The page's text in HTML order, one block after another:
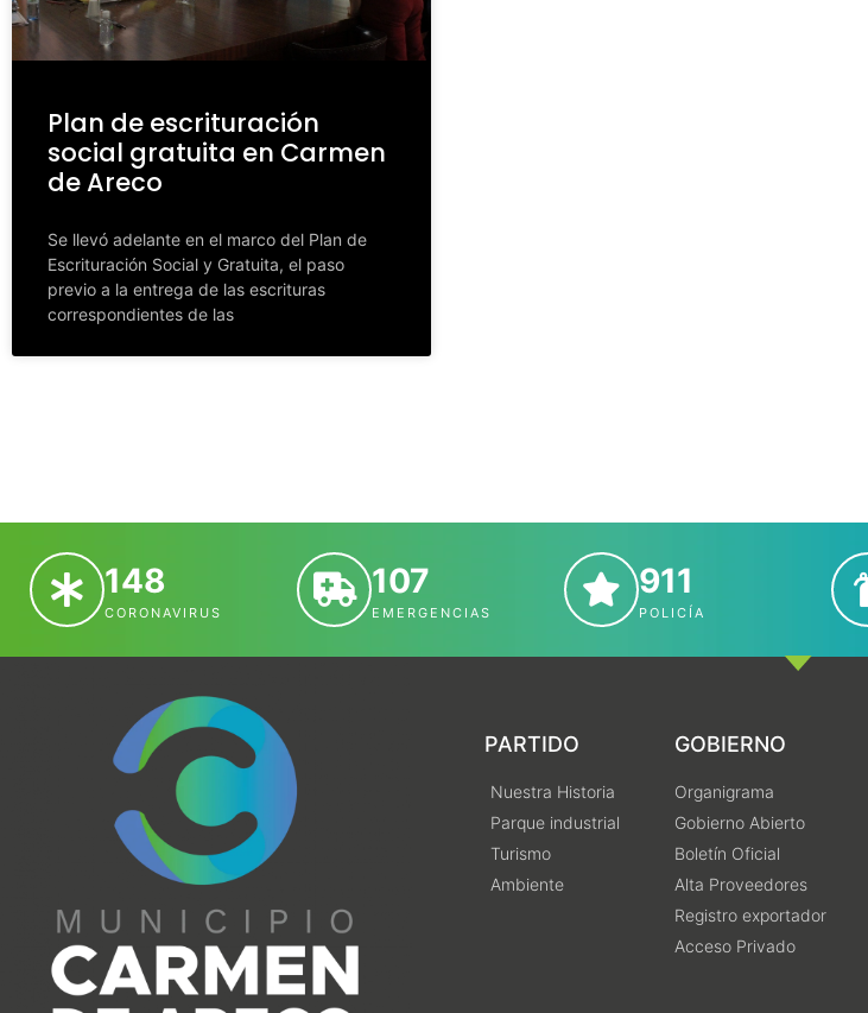
Plan de escrituración
social gratuita en Carmen
de Areco
Se llevó adelante en el marco del Plan de
Escrituración Social y Gratuita, el paso
previo a la entrega de las escrituras
correspondientes de las
148
CORONAVIRUS
107
EMERGENCIAS
911
POLICÍA
PARTIDO
Nuestra Historia
Parque industrial
Turismo
Ambiente
GOBIERNO
Organigrama
Gobierno Abierto
Boletín Oficial
Alta Proveedores
Registro exportador
Acceso Privado